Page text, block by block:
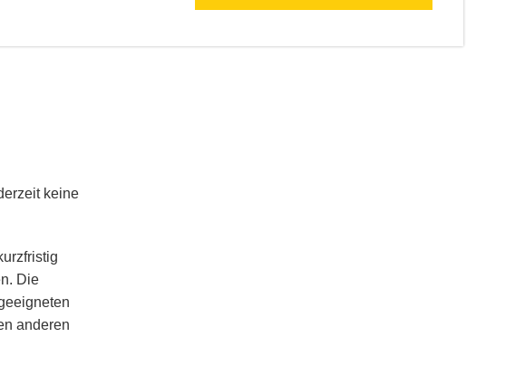
keine
Die
anderen